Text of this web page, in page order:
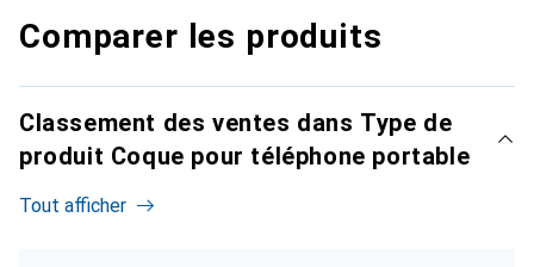
Comparer les produits
Classement des ventes dans Type de
produit Coque pour téléphone portable
Tout afficher